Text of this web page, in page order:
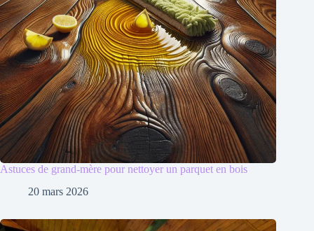
Astuces de grand-mère pour nettoyer un parquet en bois
20 mars 2026